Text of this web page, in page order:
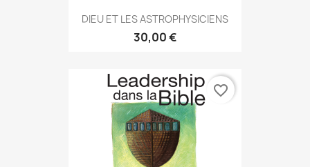
DIEU ET LES ASTROPHYSICIENS
30,00 €
favorite_border